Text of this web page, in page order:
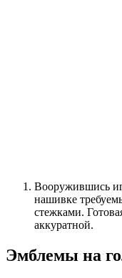
Вооружившись
нашивке
стежками.
аккуратной.
Эмблемы на